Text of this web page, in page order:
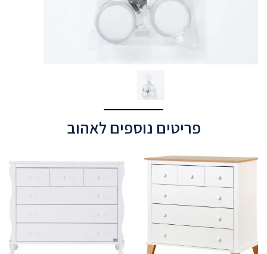
פריטים נוספים לאהוב